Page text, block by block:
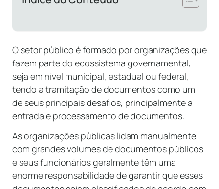
O setor público é formado por organizações que
fazem parte do ecossistema governamental,
seja em nível municipal, estadual ou federal,
tendo a tramitação de documentos como um
de seus principais desafios, principalmente a
entrada e processamento de documentos.
As organizações públicas lidam manualmente
com grandes volumes de documentos públicos
e seus funcionários geralmente têm uma
enorme responsabilidade de garantir que esses